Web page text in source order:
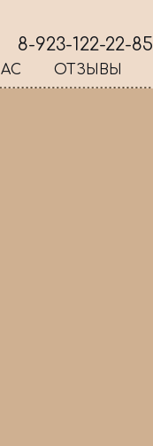
8-923-122-22-85
ОТЗЫВЫ